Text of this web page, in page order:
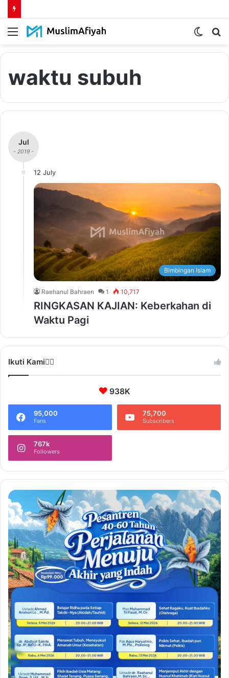
Menu
Switch
waktu subuh
Jul
- 2019 -
12 July
Bimbingan Islam
Raehanul Bahraen 1 10,717
RINGKASAN KAJIAN: Keberkahan di
Waktu Pagi
Ikuti Kami❤️‍🔥
938K
95,000
Fans
75,700
Subscribers
767k
Followers